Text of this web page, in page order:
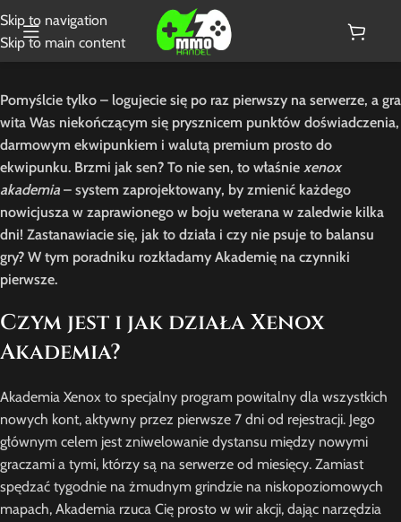
Skip to navigation
Skip to main content
Pomyślcie tylko – logujecie się po raz pierwszy na serwerze, a gra
wita Was niekończącym się prysznicem punktów doświadczenia,
darmowym ekwipunkiem i walutą premium prosto do
ekwipunku. Brzmi jak sen? To nie sen, to właśnie xenox
akademia – system zaprojektowany, by zmienić każdego
nowicjusza w zaprawionego w boju weterana w zaledwie kilka
dni! Zastanawiacie się, jak to działa i czy nie psuje to balansu
gry? W tym poradniku rozkładamy Akademię na czynniki
pierwsze.
Czym jest i jak działa Xenox
Akademia?
Akademia Xenox to specjalny program powitalny dla wszystkich
nowych kont, aktywny przez pierwsze 7 dni od rejestracji. Jego
głównym celem jest zniwelowanie dystansu między nowymi
graczami a tymi, którzy są na serwerze od miesięcy. Zamiast
spędzać tygodnie na żmudnym grindzie na niskopoziomowych
mapach, Akademia rzuca Cię prosto w wir akcji, dając narzędzia